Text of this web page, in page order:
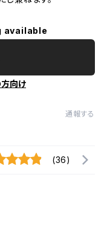
available
向け
通報する
(36)